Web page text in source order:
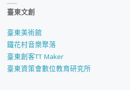
臺東文創
臺東美術館
鐵花村音樂聚落
臺東創客TT Maker
臺東資策會數位教育研究所